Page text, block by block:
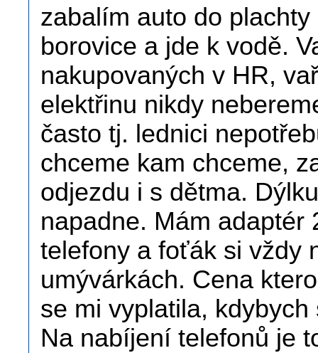
zabalím auto do
borovice a jde k vodě.
nakupovaných v HR,
elektřinu nikdy
často tj. lednici
chceme kam chceme,
odjezdu i s dětma.
napadne. Mám adaptér
telefony a foťák si vždy
umývárkách. Cena
se mi vyplatila,
Na nabíjení telefonů je